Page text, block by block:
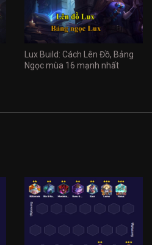
Lux Build: Cách Lên Đồ, Bảng
Ngọc mùa 16 mạnh nhất